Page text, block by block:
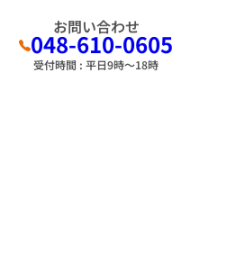
お問い合わせ
048-610-0605
受付時間 : 平日9時～18時